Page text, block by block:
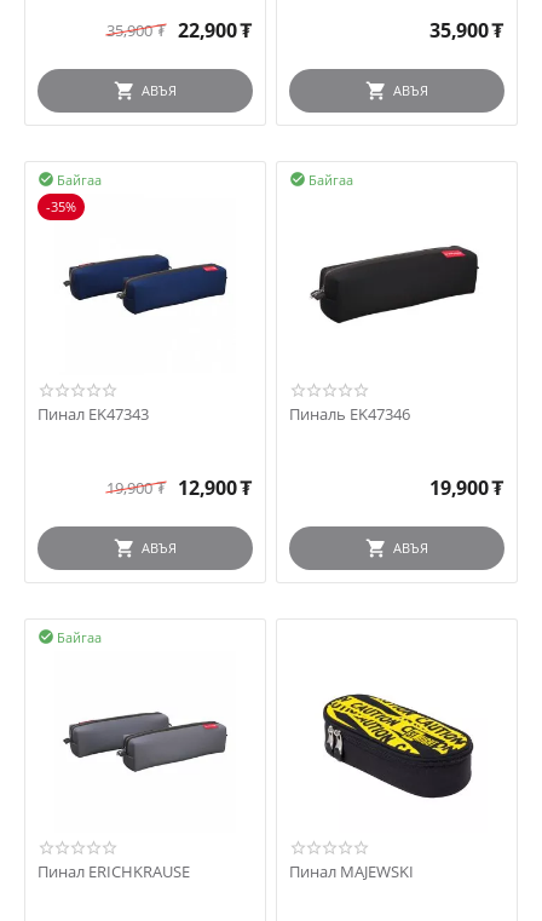
35,900₮ 22,900₮
АВЪЯ
35,900₮
АВЪЯ
Байгаа

-35%
Пинал EK47343
19,900₮ 12,900₮
АВЪЯ
Байгаа

Пиналь EK47346
19,900₮
АВЪЯ
Байгаа

Пинал ERICHKRAUSE Пинал MAJEWSKI